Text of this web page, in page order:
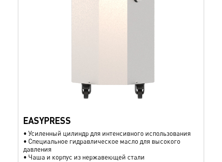
EASYPRESS
• Усиленный цилиндр для интенсивного использования
• Специальное гидравлическое масло для высокого
давления
• Чаша и корпус из нержавеющей стали